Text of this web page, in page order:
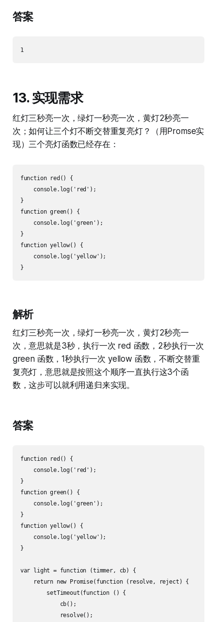
答案
1
13. 实现需求
红灯三秒亮一次，绿灯一秒亮一次，黄灯2秒亮一
次；如何让三个灯不断交替重复亮灯？（用Promse实
现）三个亮灯函数已经存在：
function red() {
    console.log('red');
}
function green() {
    console.log('green');
}
function yellow() {
    console.log('yellow');
解析
红灯三秒亮一次，绿灯一秒亮一次，黄灯2秒亮一
次，意思就是3秒，执行一次 red 函数，2秒执行一次
green 函数，1秒执行一次 yellow 函数，不断交替重
复亮灯，意思就是按照这个顺序一直执行这3个函
数，这步可以就利用递归来实现。
答案
function red() {
    console.log('red');
}
function green() {
    console.log('green');
}
function yellow() {
    console.log('yellow');
}
var light = function (timmer, cb) {
    return new Promise(function (resolve, reject) {
        setTimeout(function () {
            cb();
            resolve();